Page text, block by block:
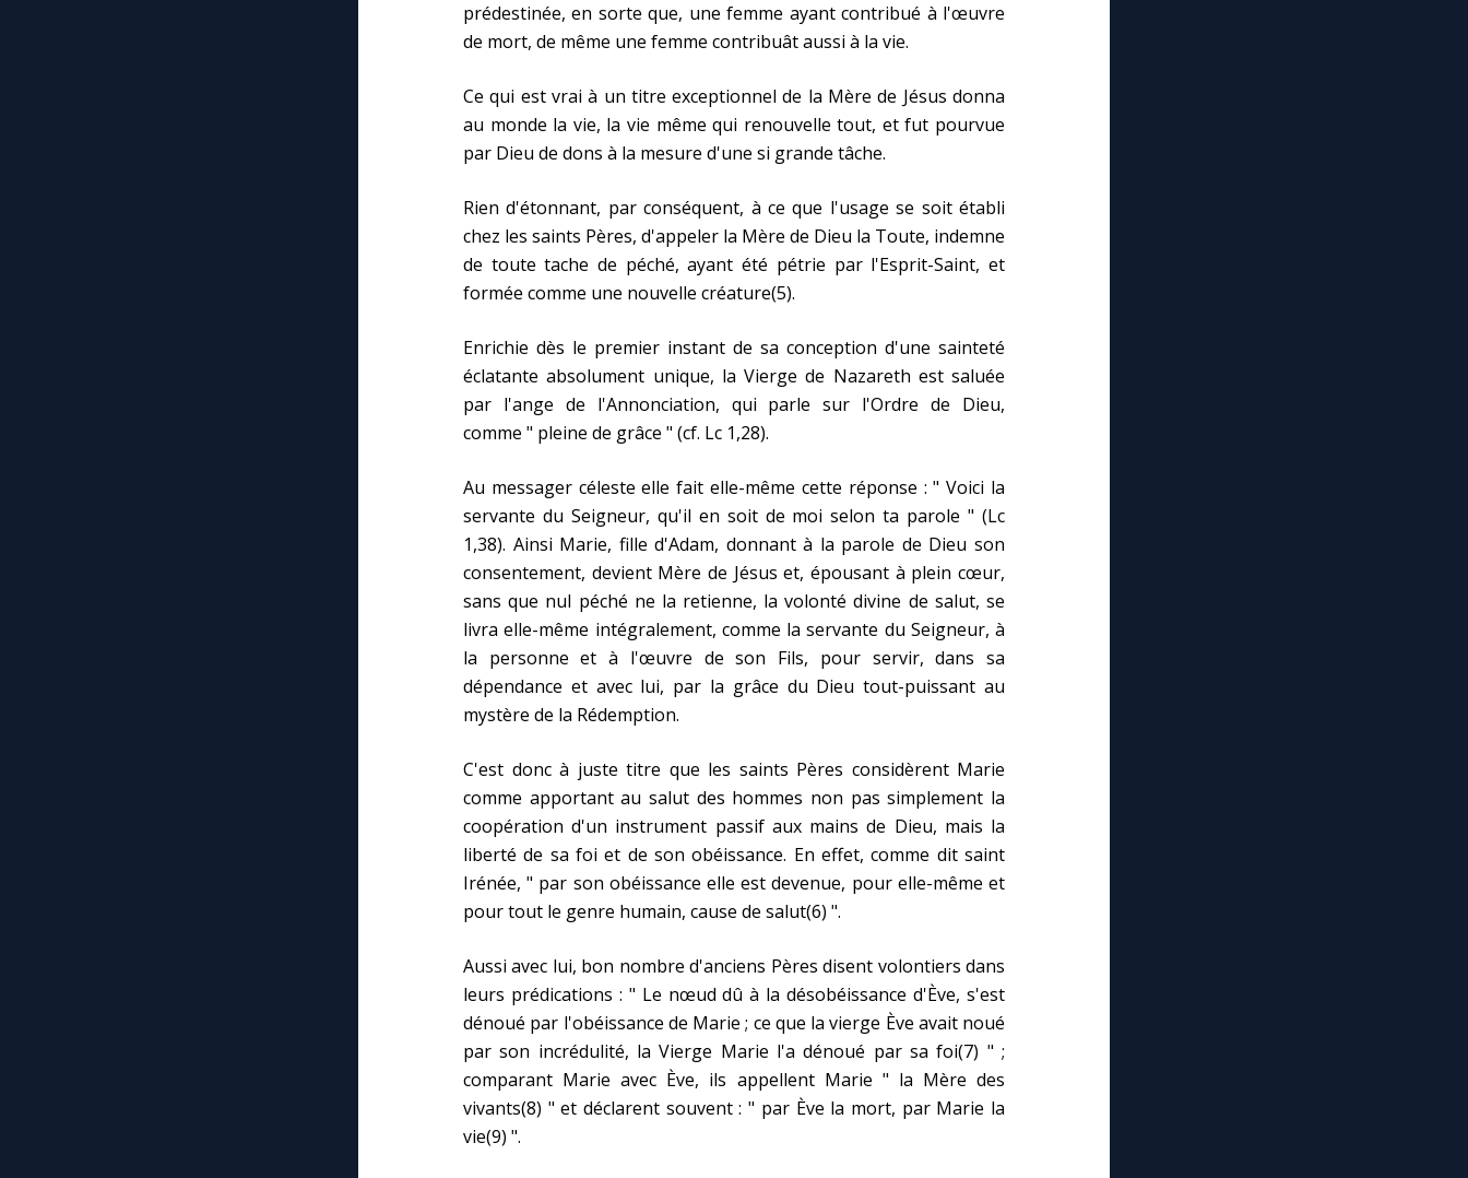
prédestinée, en sorte que, une femme ayant contribué à l'œuvre
de mort, de même une femme contribuât aussi à la vie.
Ce qui est vrai à un titre exceptionnel de la Mère de Jésus donna
au monde la vie, la vie même qui renouvelle tout, et fut pourvue
par Dieu de dons à la mesure d'une si grande tâche.
Rien d'étonnant, par conséquent, à ce que l'usage se soit établi
chez les saints Pères, d'appeler la Mère de Dieu la Toute, indemne
de toute tache de péché, ayant été pétrie par l'Esprit-Saint, et
formée comme une nouvelle créature(5).
Enrichie dès le premier instant de sa conception d'une sainteté
éclatante absolument unique, la Vierge de Nazareth est saluée
par l'ange de l'Annonciation, qui parle sur l'Ordre de Dieu,
comme " pleine de grâce " (cf. Lc 1,28).
Au messager céleste elle fait elle-même cette réponse : " Voici la
servante du Seigneur, qu'il en soit de moi selon ta parole " (Lc
1,38). Ainsi Marie, fille d'Adam, donnant à la parole de Dieu son
consentement, devient Mère de Jésus et, épousant à plein cœur,
sans que nul péché ne la retienne, la volonté divine de salut, se
livra elle-même intégralement, comme la servante du Seigneur, à
la personne et à l'œuvre de son Fils, pour servir, dans sa
dépendance et avec lui, par la grâce du Dieu tout-puissant au
mystère de la Rédemption.
C'est donc à juste titre que les saints Pères considèrent Marie
comme apportant au salut des hommes non pas simplement la
coopération d'un instrument passif aux mains de Dieu, mais la
liberté de sa foi et de son obéissance. En effet, comme dit saint
Irénée, " par son obéissance elle est devenue, pour elle-même et
pour tout le genre humain, cause de salut(6) ".
Aussi avec lui, bon nombre d'anciens Pères disent volontiers dans
leurs prédications : " Le nœud dû à la désobéissance d'Ève, s'est
dénoué par l'obéissance de Marie ; ce que la vierge Ève avait noué
par son incrédulité, la Vierge Marie l'a dénoué par sa foi(7) " ;
comparant Marie avec Ève, ils appellent Marie " la Mère des
vivants(8) " et déclarent souvent : " par Ève la mort, par Marie la
vie(9) ".